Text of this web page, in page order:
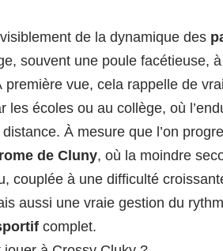
de la dynamique des
souvent une poule facétieuse,
vue, cela rappelle de
les écoles ou au collège, où
À mesure que l’on
de Cluny, où la moindre
couplée à une difficulté
aussi une vraie gestion du
complet.